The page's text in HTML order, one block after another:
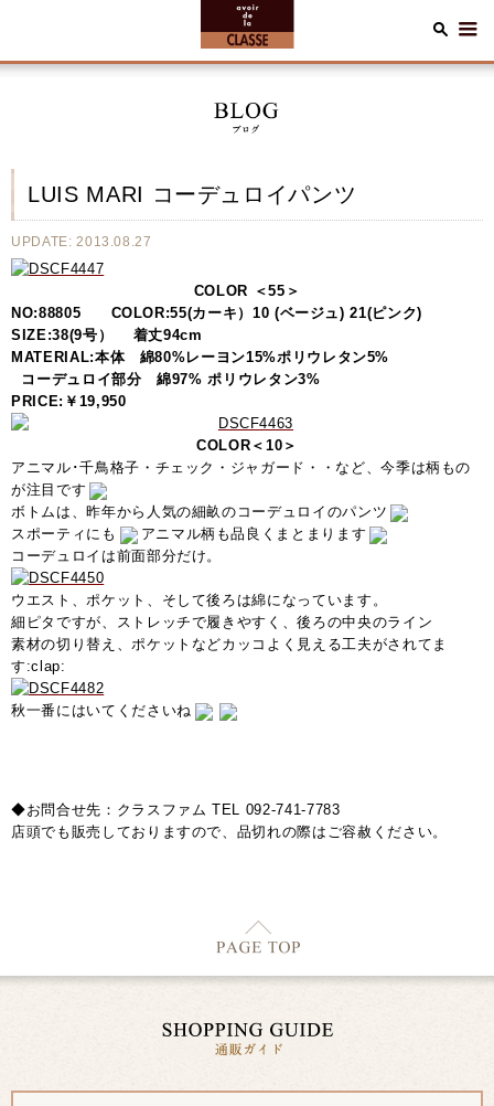
LUIS MARI コーデュロイパンツ
UPDATE: 2013.08.27
COLOR ＜55＞
NO:88805 COLOR:55(カーキ）10 (ベージュ) 21(ピンク)
SIZE:38(9号） 着丈94cm
MATERIAL:本体 綿80%レーヨン15%ポリウレタン5%
コーデュロイ部分 綿97% ポリウレタン3%
PRICE:￥19,950
COLOR＜10＞
アニマル･千鳥格子・チェック・ジャガード・・など、今季は柄もの
が注目です
ボトムは、昨年から人気の細畝のコーデュロイのパンツ
スポーティにも
アニマル柄も品良くまとまります
コーデュロイは前面部分だけ。
ウエスト、ポケット、そして後ろは綿になっています。
細ピタですが、ストレッチで履きやすく、後ろの中央のライン
素材の切り替え、ポケットなどカッコよく見える工夫がされてま
す:clap:
秋一番にはいてくださいね
◆お問合せ先：クラスファム TEL 092-741-7783
店頭でも販売しておりますので、品切れの際はご容赦ください。